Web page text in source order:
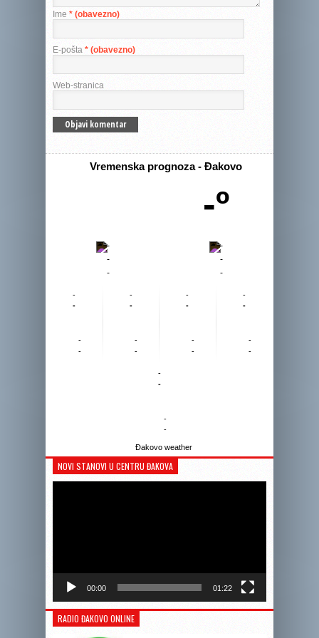
Ime * (obavezno)
E-pošta * (obavezno)
Web-stranica
Vremenska prognoza - Đakovo
-º
-
-
-
-
-
-
-
-
-
-
-
-
-
-
-
-
-
-
-
-
-
-
-
-
-
-
Đakovo weather
NOVI STANOVI U CENTRU ĐAKOVA
00:00 01:22
RADIO ĐAKOVO ONLINE